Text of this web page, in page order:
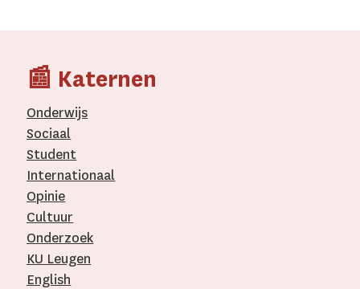
📰 Katernen
Onderwijs
Sociaal
Student
Internationaal­
Opinie
Cultuur
Onderzoek
KU Leugen
English